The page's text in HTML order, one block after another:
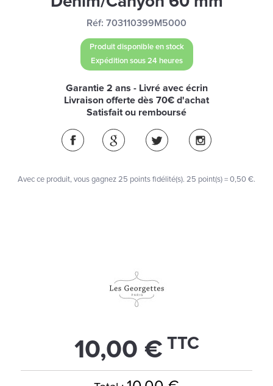
Réf: 703110399M5000
Produit disponible en stock
Expédition sous 24 heures
Garantie 2 ans - Livré avec écrin
Livraison offerte dès 70€ d'achat
Satisfait ou remboursé
Avec ce produit, vous gagnez25 points fidélité(s). 25 point(s) =0,50 €.
10,00 € TTC